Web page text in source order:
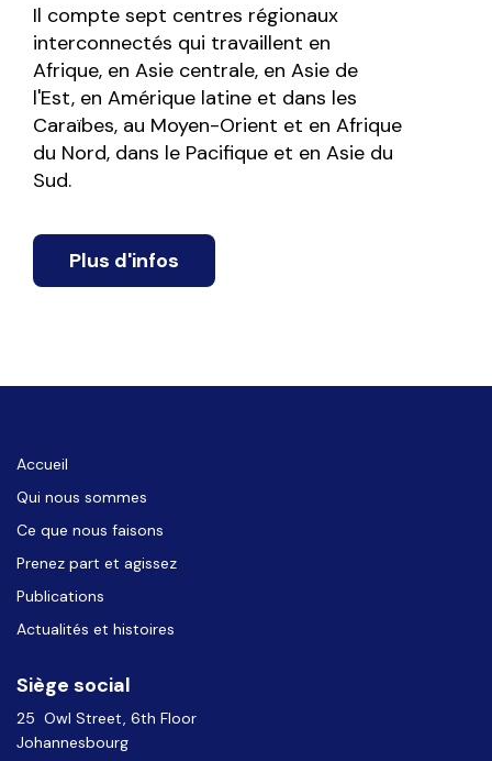
Il compte sept centres régionaux
interconnectés qui travaillent en
Afrique, en Asie centrale, en Asie de
l'Est, en Amérique latine et dans les
Caraïbes, au Moyen-Orient et en Afrique
du Nord, dans le Pacifique et en Asie du
Sud.
Plus d'infos
Accueil
Qui nous sommes
Ce que nous faisons
Prenez part et agissez
Publications
Actualités et histoires
Siège social
25 Owl Street, 6th Floor
Johannesbourg